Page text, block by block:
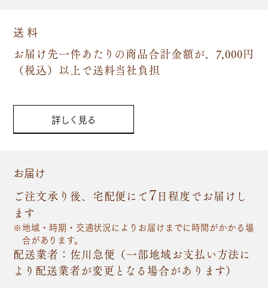
送 料
お届け先一件あたりの商品合計金額が、7,000円
（税込）以上で送料当社負担
詳しく見る
お届け
ご注文承り後、宅配便にて7日程度でお届けし
ます
地域・時期・交通状況によりお届けまでに時間がかかる場
合があります。
配送業者：佐川急便（一部地域お支払い方法に
より配送業者が変更となる場合があります）